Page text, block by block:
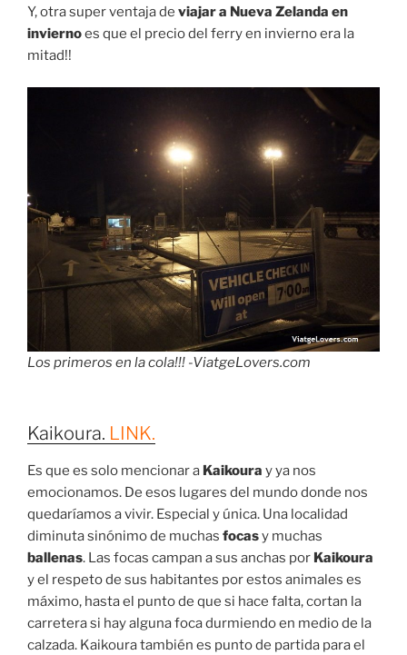
Y, otra super ventaja de viajar a Nueva Zelanda en
inviernoes que el precio del ferry en invierno era la
mitad!!
Los primeros en la cola!!! -ViatgeLovers.com
Kaikoura. LINK.
Es que es solo mencionar a Kaikoura y ya nos
emocionamos. De esos lugares del mundo donde nos
quedaríamos a vivir. Especial y única. Una localidad
diminuta sinónimo de muchas focasy muchas
ballenas. Las focas campan a sus anchas por Kaikoura
y el respeto de sus habitantes por estos animales es
máximo, hasta el punto de que si hace falta, cortan la
carretera si hay alguna foca durmiendo en medio de la
calzada. Kaikoura también es punto de partida para el